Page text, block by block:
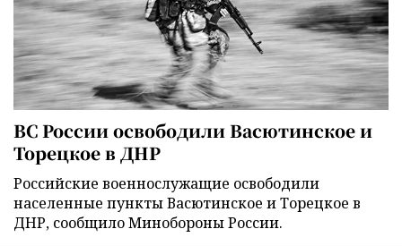
ВС России освободили Васютинское и
Торецкое в ДНР
Российские военнослужащие освободили
населенные пункты Васютинское и Торецкое в
ДНР, сообщило Минобороны России.